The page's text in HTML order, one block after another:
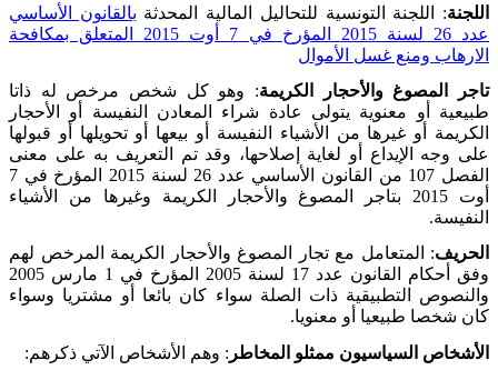
اللجنة: اللجنة التونسية للتحاليل المالية المحدثة بالقانون الأساسي
عدد 26 لسنة 2015 المؤرخ في 7 أوت 2015 المتعلق بمكافحة
الارهاب ومنع غسل الأموال
تاجر المصوغ والأحجار الكريمة: وهو كل شخص مرخص له ذاتا
طبيعية أو معنوية يتولى عادة شراء المعادن النفيسة أو الأحجار
الكريمة أو غيرها من الأشياء النفيسة أو بيعها أو تحويلها أو قبولها
على وجه الإيداع أو لغاية إصلاحها، وقد تم التعريف به على معنى
الفصل 107 من القانون الأساسي عدد 26 لسنة2015 المؤرخ في 7
أوت 2015 بتاجر المصوغ والأحجار الكريمة وغيرها من الأشياء
النفيسة.
الحريف: المتعامل مع تجار المصوغ والأحجار الكريمة المرخص لهم
وفق أحكام القانون عدد 17 لسنة 2005 المؤرخ في 1 مارس 2005
والنصوص التطبيقية ذات الصلة سواء كان بائعا أو مشتريا وسواء
كان شخصا طبيعيا أو معنويا.
الأشخاص السياسيون ممثلو المخاطر : وهم الأشخاص الآتي ذكرهم: